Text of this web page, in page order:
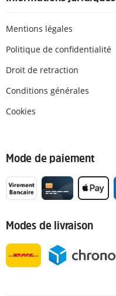
Mentions légales
Politique de confidentialité
Droit de retraction
Conditions générales
Cookies
Mode de paiement
Modes de livraison